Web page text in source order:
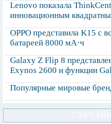
Lenovo показала
инновационным
OPPO представила K15 с
батареей 8000 мА·ч
Galaxy Z Flip 8
Exynos 2600 и функции
Популярные мировые